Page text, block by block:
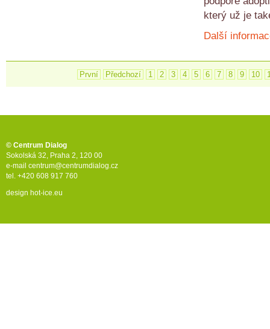
který už je
Další
První Předchozí 1 2 3 4 5 6 7 8 9 10
© Centrum Dialog
Sokolská 32, Praha 2, 120 00
e-mail centrum@centrumdialog.cz
tel. +420 608 917 760
design hot-ice.eu